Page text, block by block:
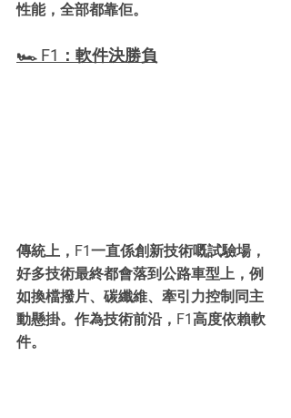
性能，全部都靠佢。
🏎️ F1：軟件決勝負
傳統上，F1一直係創新技術嘅試驗場，
好多技術最終都會落到公路車型上，例
如換檔撥片、碳纖維、牽引力控制同主
動懸掛。作為技術前沿，F1高度依賴軟
件。